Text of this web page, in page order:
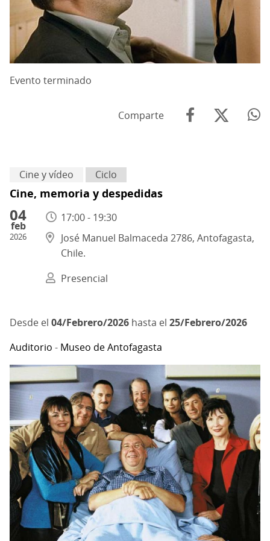
Evento terminado
Comparte
Cine y vídeo Ciclo
Cine, memoria y despedidas
04
feb
2026
17:00 - 19:30
José Manuel Balmaceda 2786, Antofagasta,
Chile.
Presencial
04/Febrero/2026 hasta el 25/Febrero/2026
Auditorio - Museo de Antofagasta